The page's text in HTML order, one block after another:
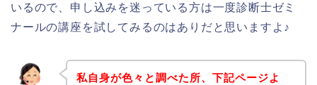
いるので、申し込みを迷っている方は一度診断士ゼミ
ナールの講座を試してみるのはありだと思いますよ♪
私自身が色々と調べた所、下記ページよ